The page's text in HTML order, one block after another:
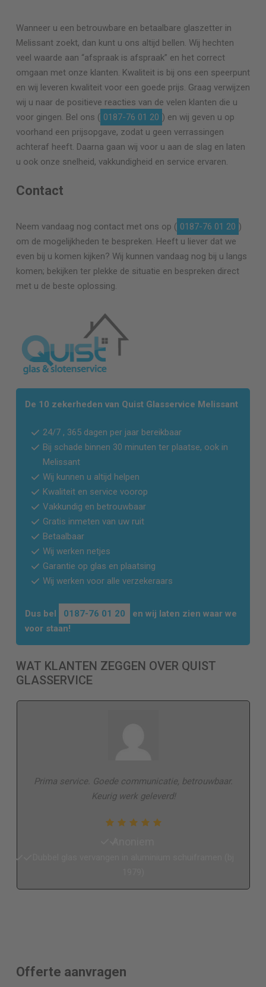
Wanneer u een betrouwbare en betaalbare glaszetter in
Melissant zoekt, dan kunt u ons altijd bellen. Wij hechten
veel waarde aan “afspraak is afspraak” en het correct
omgaan met onze klanten. Kwaliteit is bij ons een speerpunt
en wij leveren kwaliteit voor een goede prijs. Graag verwijzen
wij u naar de positieve reacties van de velen klanten die u
voor gingen. Bel ons ( 0187-76 01 20 ) en wij geven u op
voorhand een prijsopgave, zodat u geen verrassingen
achteraf heeft. Daarna gaan wij voor u aan de slag en laten
u ook onze snelheid, vakkundigheid en service ervaren.
Contact
Neem vandaag nog contact met ons op ( 0187-76 01 20 )
om de mogelijkheden te bespreken. Heeft u liever dat we
even bij u komen kijken? Wij kunnen vandaag nog bij u langs
komen; bekijken ter plekke de situatie en bespreken direct
met u de beste oplossing.
De 10 zekerheden van Quist Glasservice Melissant
24/7 , 365 dagen per jaar bereikbaar
Bij schade binnen 30 minuten ter plaatse, ook in
Melissant
Wij kunnen u altijd helpen
Kwaliteit en service voorop
Vakkundig en betrouwbaar
Gratis inmeten van uw ruit
Betaalbaar
Wij werken netjes
Garantie op glas en plaatsing
Wij werken voor alle verzekeraars
Dus bel 0187-76 01 20
en wij laten zien waar we
voor staan!
WAT KLANTEN ZEGGEN OVER QUIST
GLASSERVICE
Prima service. Goede communicatie, betrouwbaar.
Keurig werk geleverd!
Offerte aanvragen